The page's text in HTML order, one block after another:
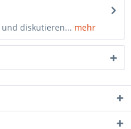
diskutieren... mehr